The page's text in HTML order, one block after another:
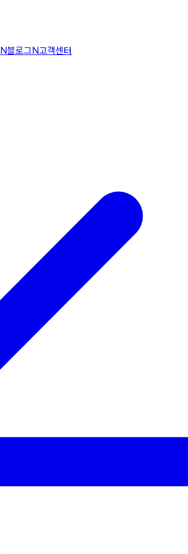
N블로그N고객센터